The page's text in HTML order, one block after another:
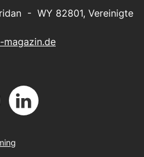
- WY 82801, Vereinigte
magazin.de